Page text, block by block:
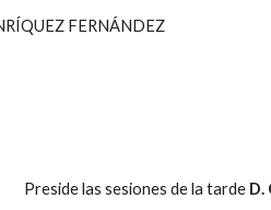
FERNÁNDEZ
Preside las sesiones de la tarde D.